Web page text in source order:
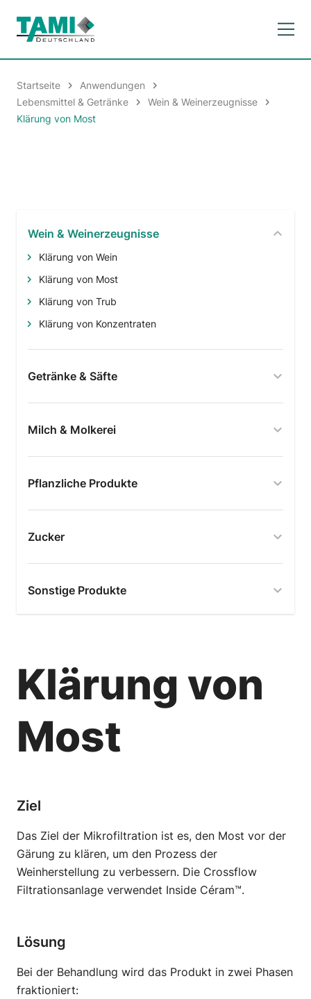
Startseite
Anwendungen
Lebensmittel & Getränke
Wein & Weinerzeugnisse
Klärung von Most
Wein & Weinerzeugnisse
Klärung von Wein
Klärung von Most
Klärung von Trub
Klärung von Konzentraten
Getränke & Säfte
Milch & Molkerei
Pflanzliche Produkte
Zucker
Sonstige Produkte
Klärung von
Most
Ziel
Das Ziel der Mikrofiltration ist es, den Most vor der
Gärung zu klären, um den Prozess der
Weinherstellung zu verbessern. Die Crossflow
Filtrationsanlage verwendet Inside Céram™.
Lösung
Bei der Behandlung wird das Produkt in zwei Phasen
fraktioniert: